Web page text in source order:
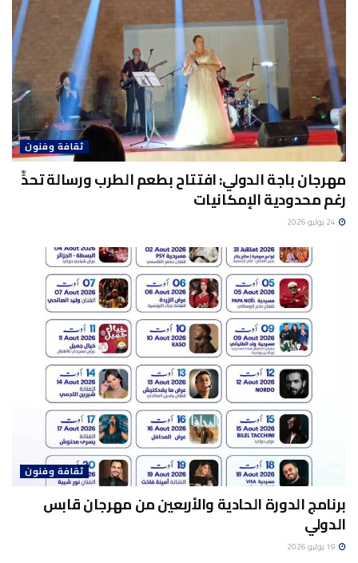
ثقافة وفنون
مهرجان باجة الدولي: افتتاح بطعم الطرب ورسالة تحدٍّ
رغم محدودية الإمكانيات
ثقافة وفنون
برنامج الدورة الحادية والأربعين من مهرجان قابس
الدولي